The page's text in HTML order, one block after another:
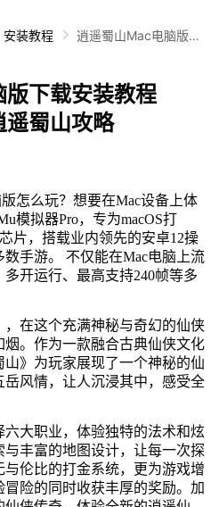
安装教程
逍遥蜀山Mac电脑版下
下载安装教程
蜀山攻略
怎么玩？想要在Mac设备上体
模拟器Pro，专为macOS打
片，搭载业内领先的安卓12操
手游。 不仅能在Mac电脑上流
开运行、最高支持240帧等多
在这个充满神秘与奇幻的仙侠
。作为一款融合古典仙侠文化
》为玩家展现了一个神秘的仙
风情，让人沉浸其中，感受全
大职业，体验独特的法术和炫
丰富的地图设计，让每一次探
与伦比的打金系统，更为游戏增
险的同时收获丰厚的奖励。加